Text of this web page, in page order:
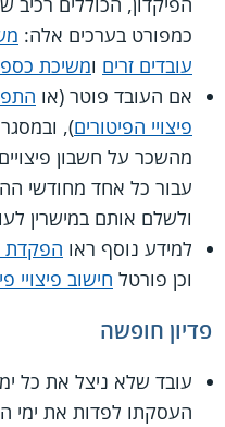
כמפורט בערכים אלה:
עובדים זרים ומשיכת
אם העובד פוטר (או
פיצויי הפיטורים
מהשכר על חשבון
ולשלם אותם במישרין
למידע נוסף ראו הפקדת
וכן פורטל חישוב פיצויי
פדיון חופשה
עובד שלא ניצל את כל
העסקתו לפדות את ימי